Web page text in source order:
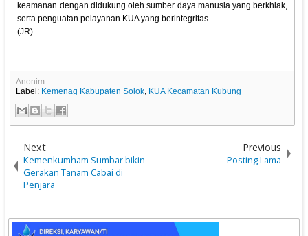
keamanan dengan didukung oleh sumber daya manusia yang berkhlak,
serta penguatan pelayanan KUA yang berintegritas.
(JR).
Anonim
Label: Kemenag Kabupaten Solok, KUA Kecamatan Kubung
Next
Kemenkumham Sumbar bikin
Gerakan Tanam Cabai di
Penjara
Previous
Posting Lama